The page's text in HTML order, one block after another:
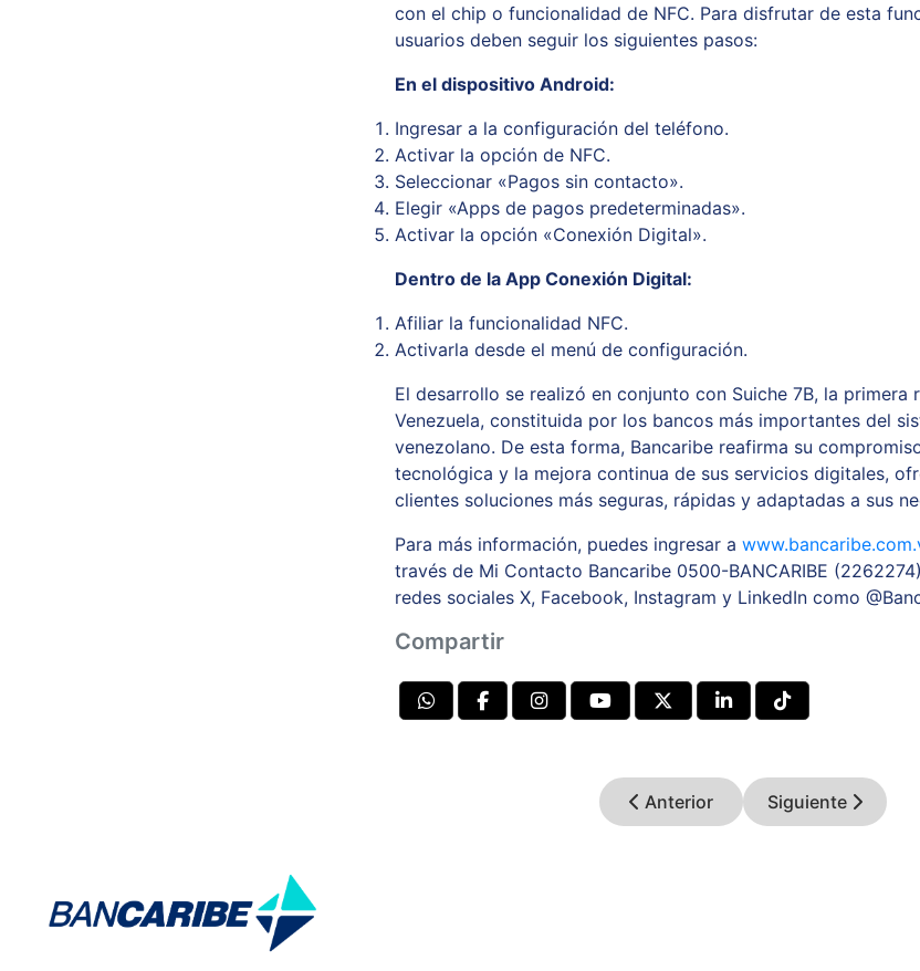
con el chip o funcionalidad de NFC. Para disfrutar de esta
usuarios deben seguir los siguientes pasos:
En el dispositivo Android:
Ingresar a la configuración del teléfono.
Activar la opción de NFC.
Seleccionar «Pagos sin contacto».
Elegir «Apps de pagos predeterminadas».
Activar la opción «Conexión Digital».
Dentro de la App Conexión Digital:
Afiliar la funcionalidad NFC.
Activarla desde el menú de configuración.
El desarrollo se realizó en conjunto con Suiche 7B, la primera
Venezuela, constituida por los bancos más importantes del
venezolano. De esta forma, Bancaribe reafirma su
tecnológica y la mejora continua de sus servicios digitales,
clientes soluciones más seguras, rápidas y adaptadas a sus
Para más información, puedes ingresar a
través de Mi Contacto Bancaribe 0500-BANCARIBE
redes sociales X, Facebook, Instagram y LinkedIn como
Compartir
Anterior Siguiente